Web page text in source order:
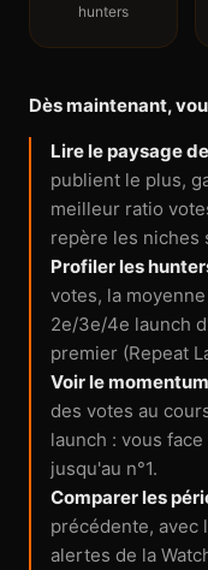
hunters
Dès maintenant,
Lire le paysage
publient le plus,
meilleur ratio
repère les niches
Profiler les
votes, la
2e/3e/4e launch
premier (Repeat
Voir le
des votes au
launch : vous
jusqu'au n°1.
Comparer les
précédente, avec
alertes de la